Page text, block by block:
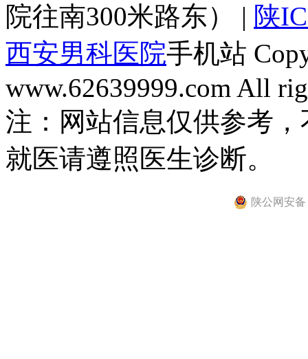
院往南300米路东） | 陕
西安男科医院手机站
www.62639999.com All
注：网站信息仅供参考
就医请遵照医生诊断。
陕公网安备